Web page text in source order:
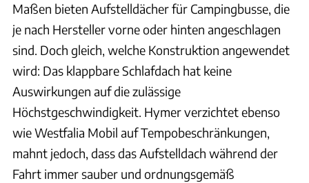
Maßen bieten Aufstelldächer für Campingbusse, die
je nach Hersteller vorne oder hinten angeschlagen
sind. Doch gleich, welche Konstruktion angewendet
wird: Das klappbare Schlafdach hat keine
Auswirkungen auf die zulässige
Höchstgeschwindigkeit. Hymer verzichtet ebenso
wie Westfalia Mobil auf Tempobeschränkungen,
mahnt jedoch, dass das Aufstelldach während der
Fahrt immer sauber und ordnungsgemäß